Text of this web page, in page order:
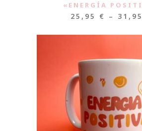
«ENERGÍA
25,95 € – 31,95